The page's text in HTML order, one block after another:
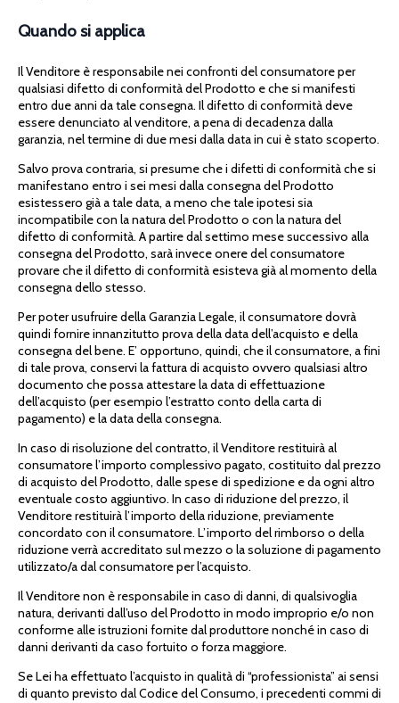
Quando si applica
Il Venditore è responsabile nei confronti del consumatore per
qualsiasi difetto di conformità del Prodotto e che si manifesti
entro due anni da tale consegna. Il difetto di conformità deve
essere denunciato al venditore, a pena di decadenza dalla
garanzia, nel termine di due mesi dalla data in cui è stato scoperto.
Salvo prova contraria, si presume che i difetti di conformità che si
manifestano entro i sei mesi dalla consegna del Prodotto
esistessero già a tale data, a meno che tale ipotesi sia
incompatibile con la natura del Prodotto o con la natura del
difetto di conformità. A partire dal settimo mese successivo alla
consegna del Prodotto, sarà invece onere del consumatore
provare che il difetto di conformità esisteva già al momento della
consegna dello stesso.
Per poter usufruire della Garanzia Legale, il consumatore dovrà
quindi fornire innanzitutto prova della data dell’acquisto e della
consegna del bene. E’ opportuno, quindi, che il consumatore, a fini
di tale prova, conservi la fattura di acquisto ovvero qualsiasi altro
documento che possa attestare la data di effettuazione
dell’acquisto (per esempio l’estratto conto della carta di
pagamento) e la data della consegna.
In caso di risoluzione del contratto, il Venditore restituirà al
consumatore l’importo complessivo pagato, costituito dal prezzo
di acquisto del Prodotto, dalle spese di spedizione e da ogni altro
eventuale costo aggiuntivo. In caso di riduzione del prezzo, il
Venditore restituirà l’importo della riduzione, previamente
concordato con il consumatore. L’importo del rimborso o della
riduzione verrà accreditato sul mezzo o la soluzione di pagamento
utilizzato/a dal consumatore per l’acquisto.
Il Venditore non è responsabile in caso di danni, di qualsivoglia
natura, derivanti dall’uso del Prodotto in modo improprio e/o non
conforme alle istruzioni fornite dal produttore nonché in caso di
danni derivanti da caso fortuito o forza maggiore.
Se Lei ha effettuato l’acquisto in qualità di “professionista” ai sensi
di quanto previsto dal Codice del Consumo, i precedenti commi di